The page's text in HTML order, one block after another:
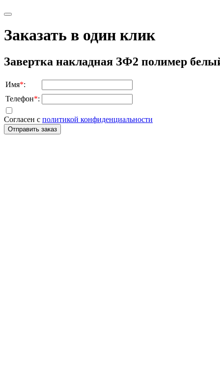
Заказать в один клик
Завертка накладная ЗФ2 полимер
Имя*:
Телефон*:
Согласен с политикой конфиденциальности
Отправить заказ